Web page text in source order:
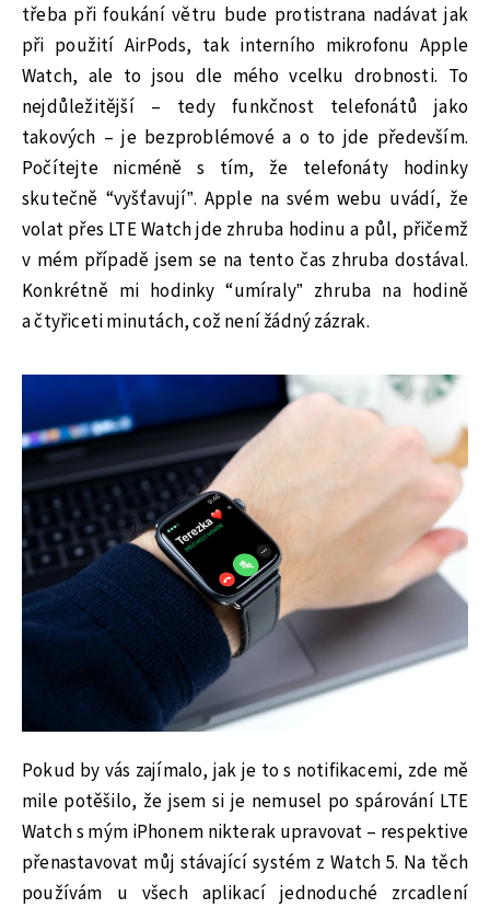
třeba při foukání větru bude protistrana nadávat jak
při použití AirPods, tak interního mikrofonu Apple
Watch, ale to jsou dle mého vcelku drobnosti. To
nejdůležitější – tedy funkčnost telefonátů jako
takových – je bezproblémové a o to jde především.
Počítejte nicméně s tím, že telefonáty hodinky
skutečně “vyšťavují”. Apple na svém webu uvádí, že
volat přes LTE Watch jde zhruba hodinu a půl, přičemž
v mém případě jsem se na tento čas zhruba dostával.
Konkrétně mi hodinky “umíraly” zhruba na hodině
a čtyřiceti minutách, což není žádný zázrak.
Pokud by vás zajímalo, jak je to s notifikacemi, zde mě
mile potěšilo, že jsem si je nemusel po spárování LTE
Watch s mým iPhonem nikterak upravovat – respektive
přenastavovat můj stávající systém z Watch 5. Na těch
používám u všech aplikací jednoduché zrcadlení